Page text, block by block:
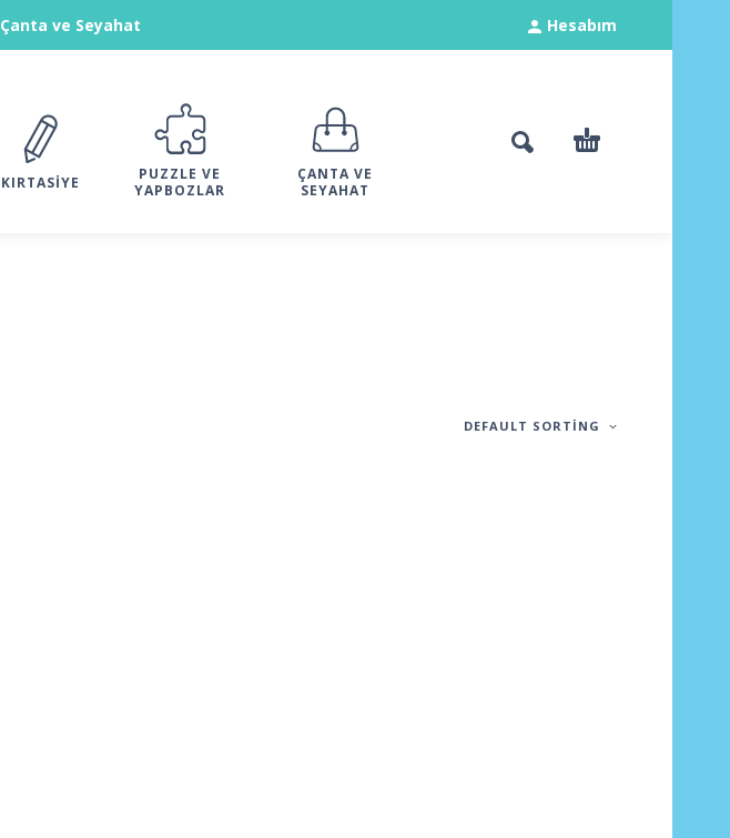
Hesabım
Çanta ve Seyahat
KIRTASIYE
PUZZLE VE
YAPBOZLAR
ÇANTA VE
SEYAHAT
DEFAULT SORTING